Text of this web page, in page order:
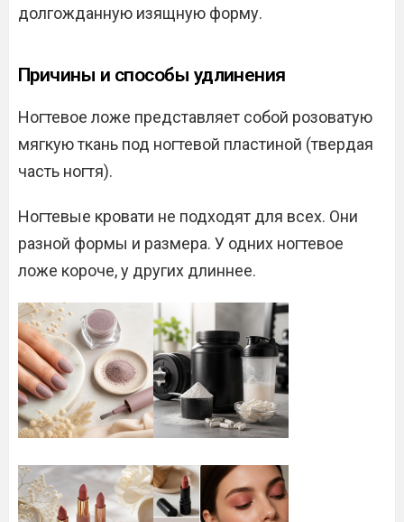
долгожданную изящную форму.
Причины и способы удлинения
Ногтевое ложе представляет собой розоватую
мягкую ткань под ногтевой пластиной (твердая
часть ногтя).
Ногтевые кровати не подходят для всех. Они
разной формы и размера. У одних ногтевое
ложе короче, у других длиннее.